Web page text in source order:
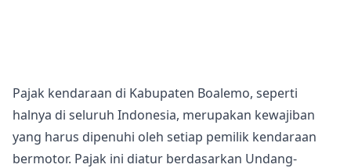
Pajak kendaraan di Kabupaten Boalemo, seperti
halnya di seluruh Indonesia, merupakan kewajiban
yang harus dipenuhi oleh setiap pemilik kendaraan
bermotor. Pajak ini diatur berdasarkan Undang-